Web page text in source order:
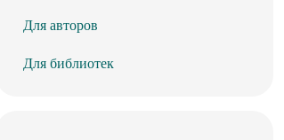
Для авторов
Для библиотек